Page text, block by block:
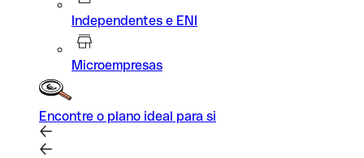
Independentes e ENI
Microempresas
Encontre o plano ideal para si